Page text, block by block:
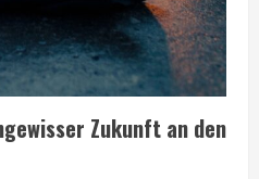
Zukunft an den